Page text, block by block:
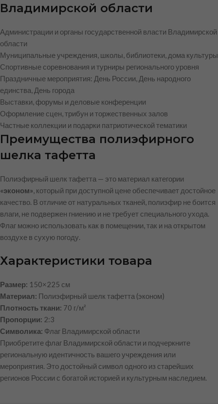
Владимирской области
Администрации и органы государственной власти Владимирской
области
Муниципальные учреждения, школы, библиотеки, дома культуры
Спортивные соревнования и турниры регионального уровня
Праздничные мероприятия: День России, День народного
единства, День города
Выставки, форумы и деловые конференции
Оформление сцен, трибун и торжественных залов
Частные коллекции и подарки патриотической тематики
Преимущества полиэфирного
шелка тафетта
Полиэфирный шелк тафетта — это материал категории
«эконом», который при доступной цене обеспечивает достойное
качество. В отличие от натуральных тканей, полиэфир не боится
влаги, не подвержен гниению и не требует специального ухода.
Флаг можно использовать как в помещении, так и на открытом
воздухе в сухую погоду.
Характеристики товара
Размер: 150×225 см
Материал: Полиэфирный шелк тафетта (эконом)
Плотность ткани: 70 г/м²
Пропорции: 2:3
Символика: Флаг Владимирской области
Приобретите флаг Владимирской области и подчеркните
региональную идентичность вашего учреждения или
мероприятия. Это достойный символ одного из старейших
регионов России с богатой историей и культурным наследием.